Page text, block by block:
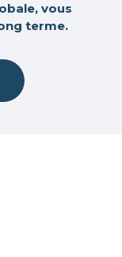
vous
terme.